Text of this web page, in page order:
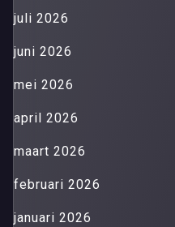
juli 2026
juni 2026
mei 2026
april 2026
maart 2026
februari 2026
januari 2026